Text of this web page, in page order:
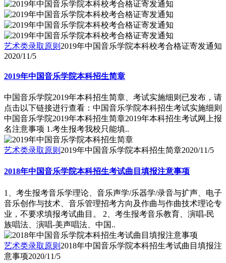
艺术类录取原则 2019年中国音乐学院本科校考合格证寄发通知
2020/11/5
2019年中国音乐学院本科招生简章
中国音乐学院2019年本科招生简章、考试实施细则已发布，请
点击以下链接进行查看：中国音乐学院本科招生考试实施细则
中国音乐学院2019年本科招生简章2019年本科招生考试网上报
名注意事项 1.考生报考我校只能填..
艺术类录取原则 2019年中国音乐学院本科招生简章2020/11/5
2018年中国音乐学院本科招生考试曲目填报注意事项
1、考生报考音乐学理论、音乐声学/乐器学/录音与扩声、电子
音乐创作与技术、音乐管理招考方向及作曲与作曲技术理论专
业，不要求填报考试曲目。 2、考生报考音乐教育、演唱-民
族唱法、演唱-美声唱法、中国..
艺术类录取原则 2018年中国音乐学院本科招生考试曲目填报注
意事项2020/11/5